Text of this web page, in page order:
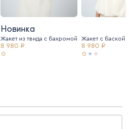
Новинка
Жакет из твида c бахромой
8 980 ₽
Жакет с баской
8 980 ₽